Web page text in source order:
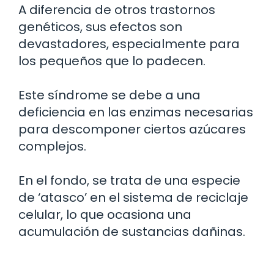
A diferencia de otros trastornos
genéticos, sus efectos son
devastadores, especialmente para
los pequeños que lo padecen.
Este síndrome se debe a una
deficiencia en las enzimas necesarias
para descomponer ciertos azúcares
complejos.
En el fondo, se trata de una especie
de ‘atasco’ en el sistema de reciclaje
celular, lo que ocasiona una
acumulación de sustancias dañinas.